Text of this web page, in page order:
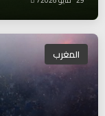
المغرب